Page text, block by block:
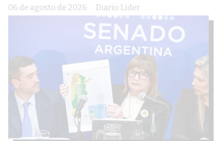
Diario Lider
06 de agosto de 2026